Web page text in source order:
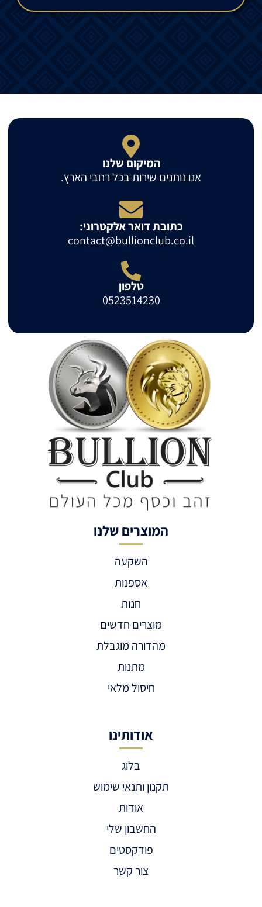
המיקום שלנו
אנו נותנים שירות בכל רחבי הארץ.
כתובת דואר אלקטרוני:
contact@bullionclub.co.il
טלפון
0523514230
המוצרים שלנו
השקעה
אספנות
חנות
מוצרים חדשים
מהדורה מוגבלת
מתנות
חיסול מלאי
אודותינו
בלוג
תקנון ותנאי שימוש
אודות
החשבון שלי
פודקסטים
צור קשר